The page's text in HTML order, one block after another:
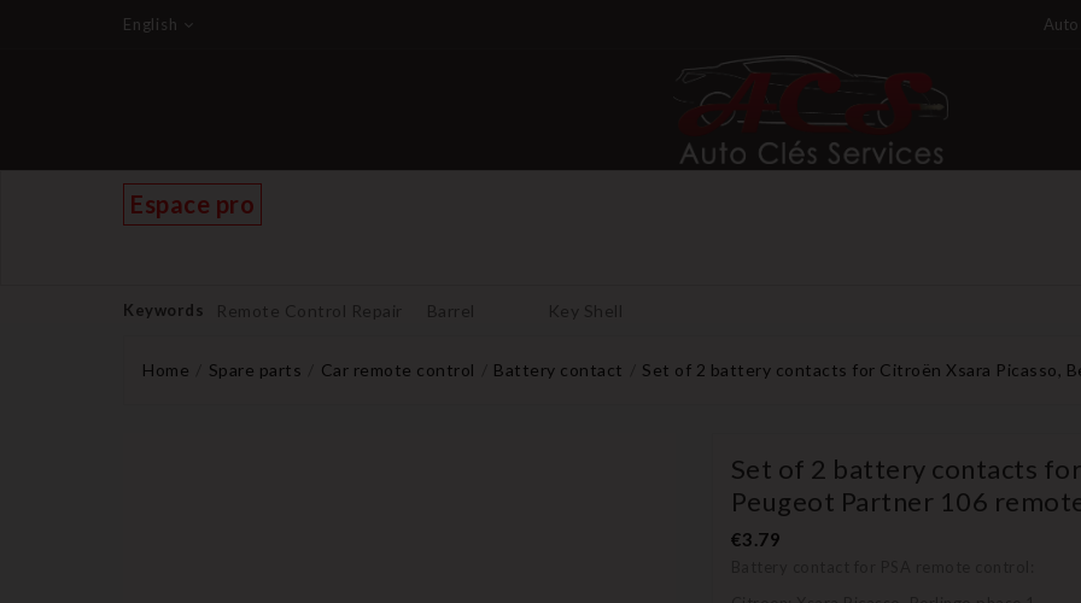
English Auto
Espace pro
Keywords Remote Control Repair Barrel Key Shell
Home Spare parts Car remote control Battery contact Set of 2 battery contacts for Citroën Xsara Picasso,
Set of 2 battery contacts
Peugeot Partner 106
€3.79